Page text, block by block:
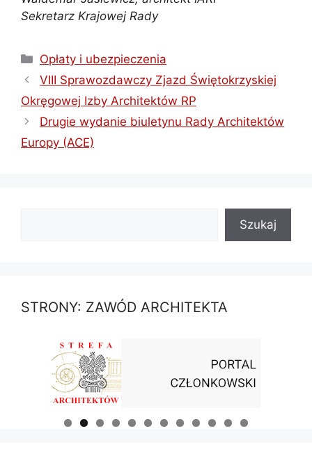
Sekretarz Krajowej Rady
Kategorie
Opłaty i ubezpieczenia
VIII Sprawozdawczy Zjazd Świętokrzyskiej
Okręgowej Izby Architektów RP
Drugie wydanie biuletynu Rady Architektów
Europy (ACE)
Szukaj
STRONY: ZAWÓD ARCHITEKTA